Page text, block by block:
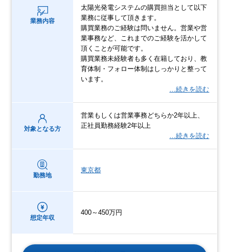
業務内容
太陽光発電システムの購買担当として以下
業務に従事して頂きます。
購買業務のご経験は問いません。営業や営
業事務など、これまでのご経験を活かして
頂くことが可能です。
購買業務未経験者も多く在籍しており、教
育体制・フォロー体制はしっかりと整って
います。
…続きを読む
対象となる方
営業もしくは営業事務どちらか2年以上、
正社員勤務経験2年以上
…続きを読む
勤務地
東京都
想定年収
400～450万円